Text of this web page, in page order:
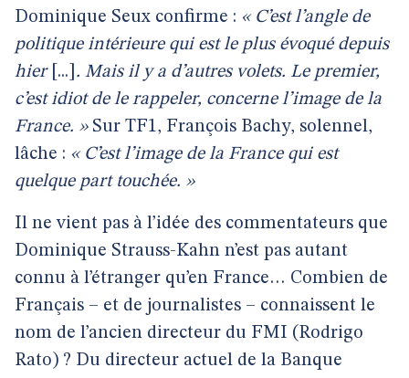
Dominique Seux confirme : « C’est l’angle de
politique intérieure qui est le plus évoqué depuis
hier[...] . Mais il y a d’autres volets. Le premier,
c’est idiot de le rappeler, concerne l’image de la
France. »Sur TF1, François Bachy, solennel,
lâche : « C’est l’image de la France qui est
quelque part touchée. »
Il ne vient pas à l’idée des commentateurs que
Dominique Strauss-Kahn n’est pas autant
connu à l’étranger qu’en France… Combien de
Français – et de journalistes – connaissent le
nom de l’ancien directeur du FMI (Rodrigo
Rato) ? Du directeur actuel de la Banque